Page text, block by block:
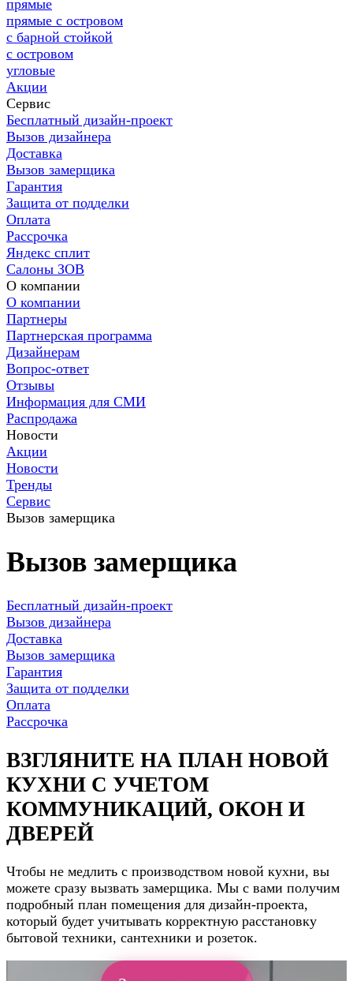
прямые
прямые с островом
с барной стойкой
с островом
угловые
Акции
Сервис
Бесплатный дизайн-проект
Вызов дизайнера
Доставка
Вызов замерщика
Гарантия
Защита от подделки
Оплата
Рассрочка
Яндекс сплит
Салоны ЗОВ
О компании
О компании
Партнеры
Партнерская программа
Дизайнерам
Вопрос-ответ
Отзывы
Информация для СМИ
Распродажа
Новости
Акции
Новости
Тренды
Сервис
Вызов замерщика
Вызов замерщика
Бесплатный дизайн-проект
Вызов дизайнера
Доставка
Вызов замерщика
Гарантия
Защита от подделки
Оплата
Рассрочка
ВЗГЛЯНИТЕ НА ПЛАН НОВОЙ
КУХНИ С УЧЕТОМ
КОММУНИКАЦИЙ, ОКОН И
ДВЕРЕЙ
Чтобы не медлить с производством новой кухни, вы
можете сразу вызвать замерщика. Мы с вами получим
подробный план помещения для дизайн-проекта,
который будет учитывать корректную расстановку
бытовой техники, сантехники и розеток.